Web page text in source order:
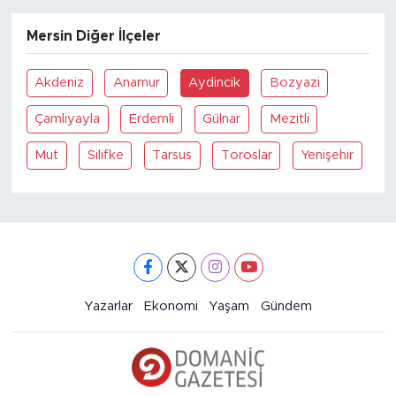
Mersin Diğer İlçeler
Akdeniz Anamur Aydincik Bozyazi
Çamliyayla Erdemli Gülnar Mezitli
Mut Silifke Tarsus Toroslar Yenişehir
Yazarlar Ekonomi Yaşam Gündem